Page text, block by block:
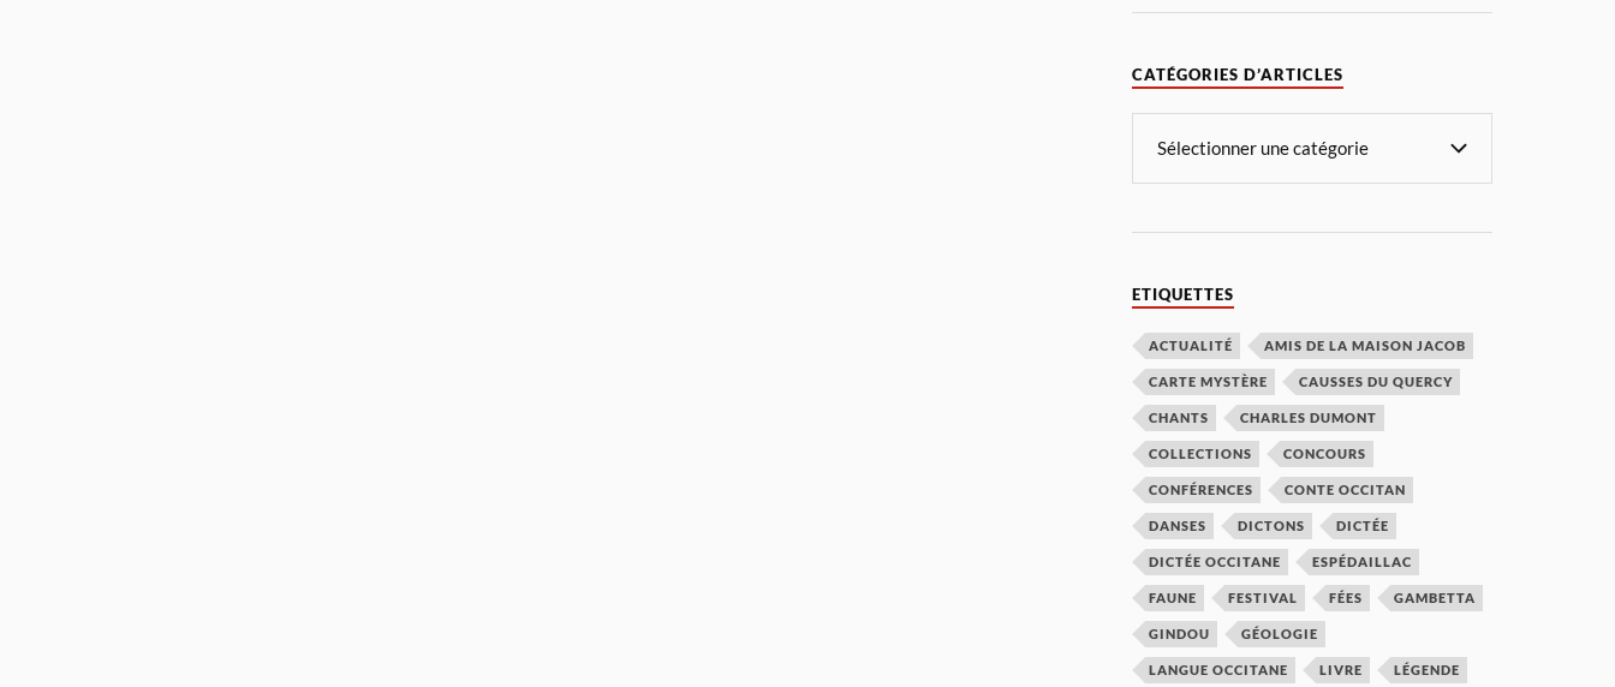
CATÉGORIES D’ARTICLES
ETIQUETTES
ACTUALITÉ AMIS DE LA MAISON JACOB
CARTE MYSTÈRE CAUSSES DU QUERCY
CHANTS CHARLES DUMONT
COLLECTIONS CONCOURS
CONFÉRENCES CONTE OCCITAN
DANSES DICTONS DICTÉE
DICTÉE OCCITANE ESPÉDAILLAC
FAUNE FESTIVAL FÉES GAMBETTA
GINDOU GÉOLOGIE
LANGUE OCCITANE LIVRE LÉGENDE